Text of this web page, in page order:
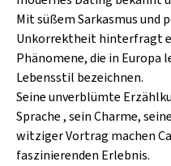
CAFÉ WOLF
POSTGARAGE
KUNSTGARTEN
KRISTALLWERK
GOLD & PECH
HARD & HEAVY
SINGER-
VOLKSMUSIK
KULTURLAND
Mit süßem Sarkasmus
Unkorrektheit hinterfragt
Phänomene, die in Europa
Lebensstil bezeichnen.
Seine unverblümte
Sprache , sein Charme,
witziger Vortrag machen
faszinierenden Erlebnis.